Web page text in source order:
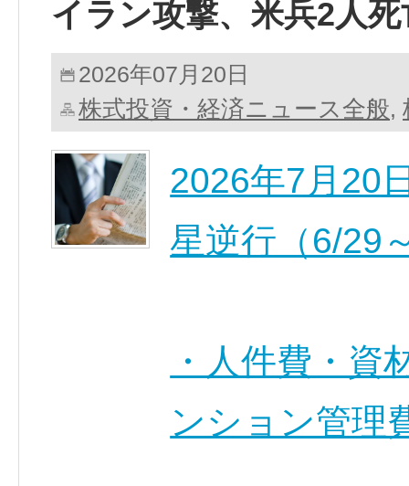
イラン攻撃、米兵2人
2026年07月20日
株式投資・経済ニュース全般,
2026年7月
星逆行（6/29
・人件費・資
ンション管